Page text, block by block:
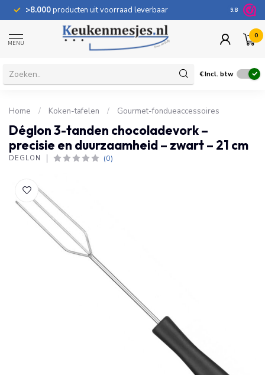
>8.000producten uit voorraad leverbaar 100
9.8
MENU
0
€Incl. btw
Home / Koken-tafelen / Gourmet-fondueaccessoires
Déglon 3-tanden chocoladevork –
precisie en duurzaamheid – zwart – 21 cm
DÉGLON (0)